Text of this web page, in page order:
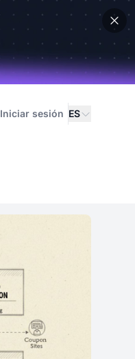
Iniciar sesión ES